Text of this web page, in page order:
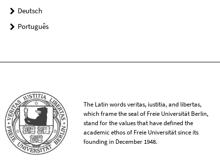
Deutsch
Português
The Latin words veritas, iustitia, and libertas,
which frame the seal of Freie Universität Berlin,
stand for the values that have defined the
academic ethos of Freie Universität since its
founding in December 1948.